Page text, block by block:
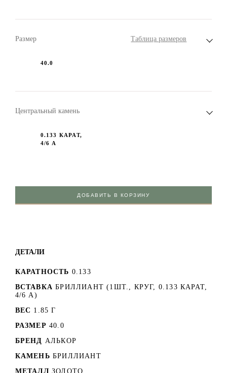
Размер Таблица размеров
40.0
Центральный камень
0.133 КАРАТ,
4/6 А
ДОБАВИТЬ В КОРЗИНУ
ДЕТАЛИ
КАРАТНОСТЬ 0.133
ВСТАВКА БРИЛЛИАНТ (1ШТ., КРУГ, 0.133 КАРАТ,
4/6 А)
ВЕС 1.85 Г
РАЗМЕР 40.0
БРЕНД АЛЬКОР
КАМЕНЬ БРИЛЛИАНТ
МЕТАЛЛ ЗОЛОТО